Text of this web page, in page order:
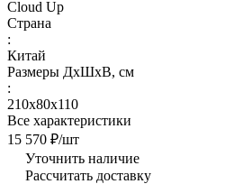
Cloud Up
Страна
:
Китай
Размеры ДхШхВ, см
:
210x80x110
Все характеристики
15 570 ₽/шт
Уточнить наличие
Рассчитать доставку